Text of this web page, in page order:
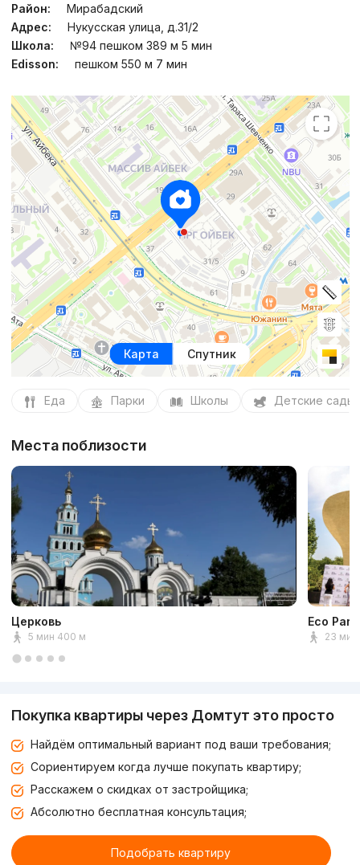
Район:
Мирабадский
Адрес:
Нукусская улица, д.31/2
Школа:
№94 пешком 389 м 5 мин
Edisson:
пешком 550 м 7 мин
Карта Спутник
Еда Парки Школы Детские сады
Места поблизости
Церковь
5 мин 400 м
Eco Park
23 мин
Покупка квартиры через Домтут это просто
Найдём оптимальный вариант под ваши требования;
Сориентируем когда лучше покупать квартиру;
Расскажем о скидках от застройщика;
Абсолютно бесплатная консультация;
Подобрать квартиру